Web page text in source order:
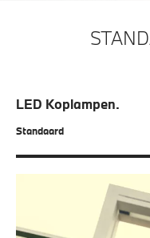
LED Koplampen.
Standaard